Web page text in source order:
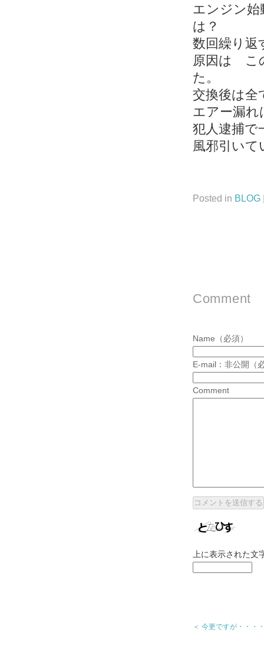
エンジン
は？
数回繰り
原因は こ
た。
交換後は全
エアー漏れ
犯人逮捕
風邪引い
Posted in BLOG
Comment
Name（必須）
E-mail：非公開（
Comment
上に表示された文
＜ 今更ですが・・・